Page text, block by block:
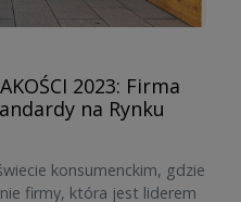
2023: Firma
na Rynku
konsumenckim, gdzie
firmy, która jest liderem